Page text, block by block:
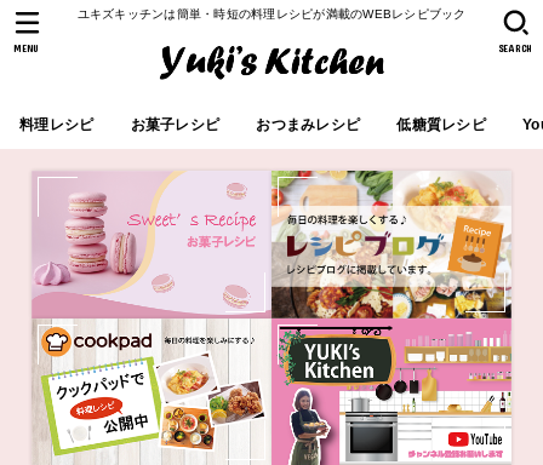
ユキズキッチンは簡単・時短の料理レシピが満載のWEBレシピブック
料理レシピ お菓子レシピ おつまみレシピ 低糖質レシピ
SEARCH
MENU